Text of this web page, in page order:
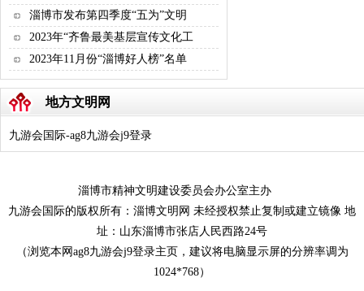
淄博市发布第四季度“五为”文明
2023年“齐鲁最美基层宣传文化工
2023年11月份“淄博好人榜”名单
地方文明网
九游会国际-ag8九游会j9登录
淄博市精神文明建设委员会办公室主办
九游会国际的版权所有：淄博文明网 未经授权禁止复制或建立镜像 地
址：山东淄博市张店人民西路24号
（浏览本网ag8九游会j9登录主页，建议将电脑显示屏的分辨率调为
1024*768）